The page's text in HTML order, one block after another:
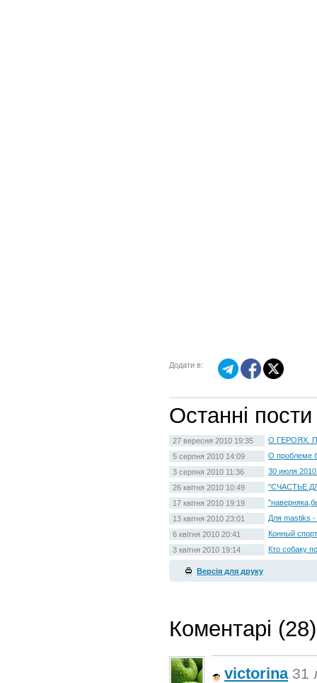
Додати в:
Останні
27 вересня 2010 19:35
О ГЕРОЯХ.
5 серпня 2010 14:09
О проблеме
3 серпня 2010 11:36
30 июля
26 квітня 2010 10:49
"СЧАСТЬЕ
17 квітня 2010 19:19
13 квітня 2010 23:01
Для mastiks -
6 квітня 2010 20:41
Конный
3 квітня 2010 19:14
Кто собаку
Версія для друку
Коментарі (28)
victorina 31